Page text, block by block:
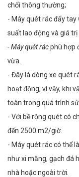
chổi thông thường;
- Máy quét rác đẩy tay
suất lao động và giá trị
- Máy quét rácphù hợp
vừa.
- Đây là dòng xe quét
hoạt động, vì vậy, khi
toàn trong quá trình sử
- Với bề rộng quét có
đến 2500 m2/giờ.
- Máy quét rác có thể
như xi măng, gạch đá
nhà hoặc ngoài trời.